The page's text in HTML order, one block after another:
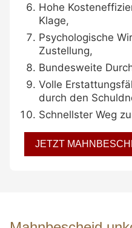
Hohe
Klage,
Psychologische
Zustellung,
Bundesweite
Volle
durch den
Schnellster Weg
JETZT